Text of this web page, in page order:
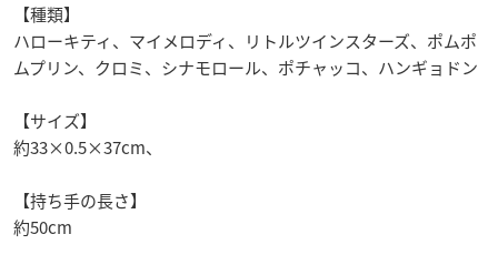
【種類】
ハローキティ、マイメロディ、リトルツインスターズ、ポムポ
ムプリン、クロミ、シナモロール、ポチャッコ、ハンギョドン
【サイズ】
約33×0.5×37cm、
【持ち手の長さ】
約50cm